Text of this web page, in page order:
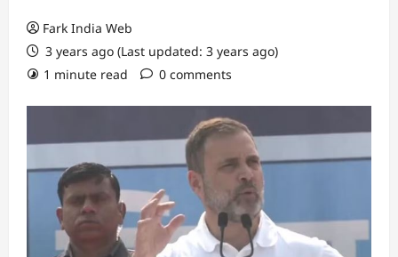
Fark India Web
3 years ago (Last updated: 3 years ago)
1 minute read
0 comments